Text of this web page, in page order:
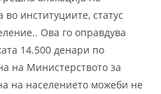
во институциите, статус
Ова го оправдува
14.500 денари по
на Министерството за
на населението можеби не